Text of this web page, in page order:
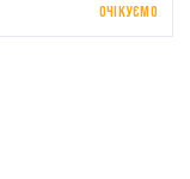
ОЧІКУЄМО